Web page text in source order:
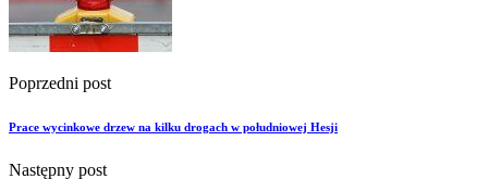
Poprzedni post
Prace wycinkowe drzew na kilku drogach w południowej Hesji
Następny post